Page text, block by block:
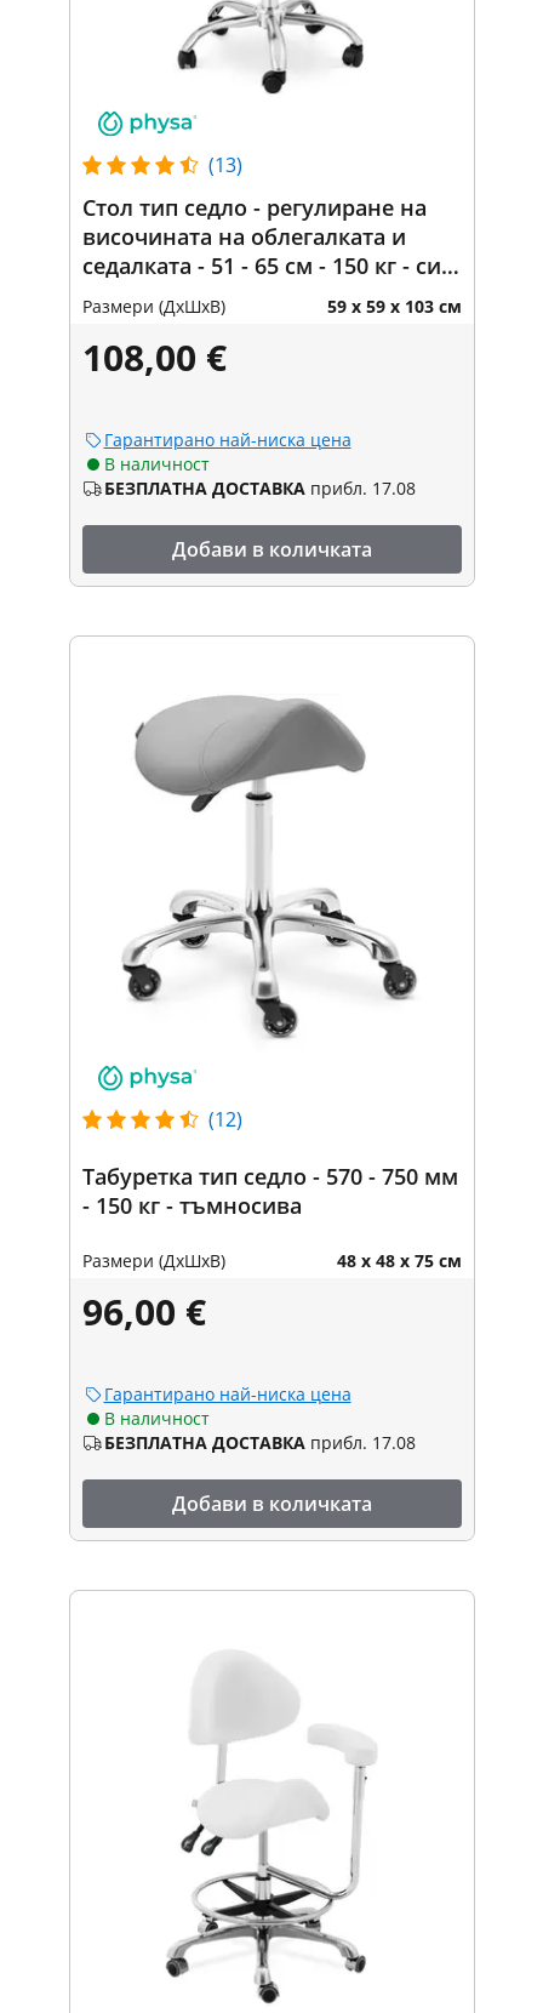
(13)
Стол тип седло - регулиране на
височината на облегалката и
седалката - 51 - 65 см - 150 кг - сив,
сребрист
Размери (ДxШxВ) 59 x 59 x 103 см
108,00 €
Гарантирано най-ниска цена
В наличност
БЕЗПЛАТНА ДОСТАВКА прибл. 17.08
Добави в количката
(12)
Табуретка тип седло - 570 - 750 мм
- 150 кг - тъмносива
Размери (ДxШxВ) 48 x 48 x 75 см
96,00 €
Гарантирано най-ниска цена
В наличност
БЕЗПЛАТНА ДОСТАВКА прибл. 17.08
Добави в количката